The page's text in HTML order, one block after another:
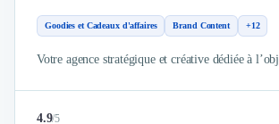
Goodies et Cadeaux d'affaires Brand Content +12
Votre agence stratégique et créative dédiée à
4.9/5